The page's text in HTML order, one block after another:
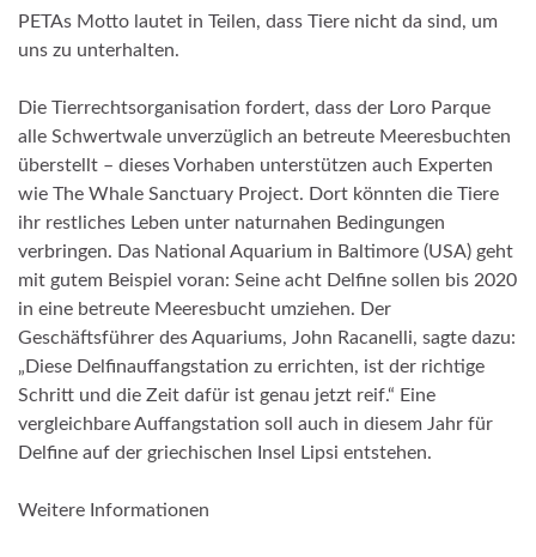
PETAs Motto lautet in Teilen, dass Tiere nicht da sind, um
uns zu unterhalten.
Die Tierrechtsorganisation fordert, dass der Loro Parque
alle Schwertwale unverzüglich an betreute Meeresbuchten
überstellt – dieses Vorhaben unterstützen auch Experten
wie The Whale Sanctuary Project. Dort könnten die Tiere
ihr restliches Leben unter naturnahen Bedingungen
verbringen. Das National Aquarium in Baltimore (USA) geht
mit gutem Beispiel voran: Seine acht Delfine sollen bis 2020
in eine betreute Meeresbucht umziehen. Der
Geschäftsführer des Aquariums, John Racanelli, sagte dazu:
„Diese Delfinauffangstation zu errichten, ist der richtige
Schritt und die Zeit dafür ist genau jetzt reif.“ Eine
vergleichbareAuffangstation soll auch in diesem Jahr für
Delfine auf der griechischen Insel
Lipsi entstehen.
Weitere Informationen